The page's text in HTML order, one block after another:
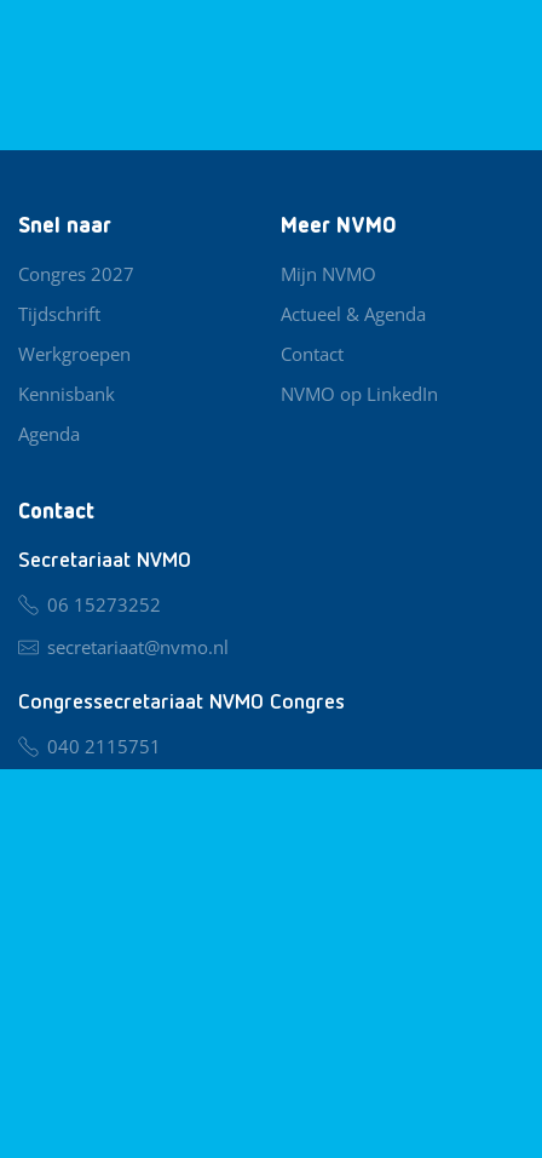
Contact
Secretariaat NVMO
06 15273252
secretariaat@nvmo.nl
Congressecretariaat NVMO Congres
040 2115751
Snel naar
Congres 2027
Tijdschrift
Werkgroepen
Kennisbank
Agenda
Meer NVMO
Mijn NVMO
Actueel & Agenda
Contact
NVMO op LinkedIn